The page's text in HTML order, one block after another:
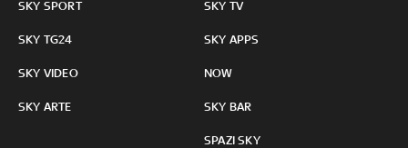
SKY SPORT
SKY TG24
SKY VIDEO
SKY ARTE
SKY TV
SKY APPS
NOW
SKY BAR
SPAZI SKY